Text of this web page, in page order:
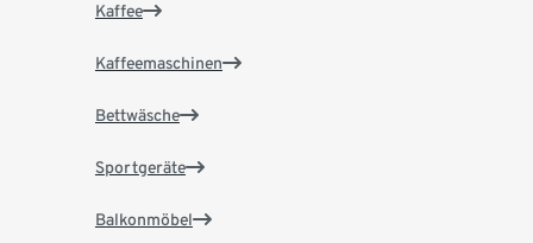
Kaffee
Kaffeemaschinen
Bettwäsche
Sportgeräte
Balkonmöbel